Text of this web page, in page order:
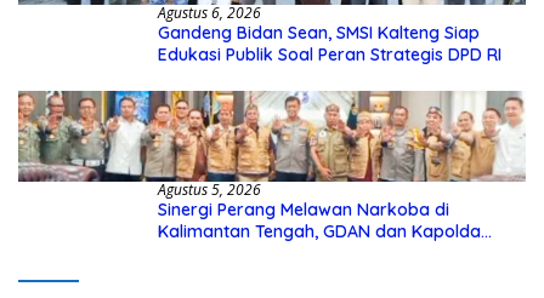
Agustus 6, 2026
Gandeng Bidan Sean, SMSI Kalteng Siap
Edukasi Publik Soal Peran Strategis DPD RI
Agustus 5, 2026
Sinergi Perang Melawan Narkoba di
Kalimantan Tengah, GDAN dan Kapolda